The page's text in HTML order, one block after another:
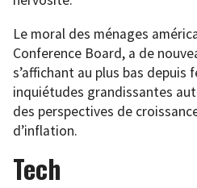
Le moral des ménages
Conference Board, a de
s’affichant au plus bas depuis
inquiétudes grandissantes
des perspectives de
d’inflation.
Tech